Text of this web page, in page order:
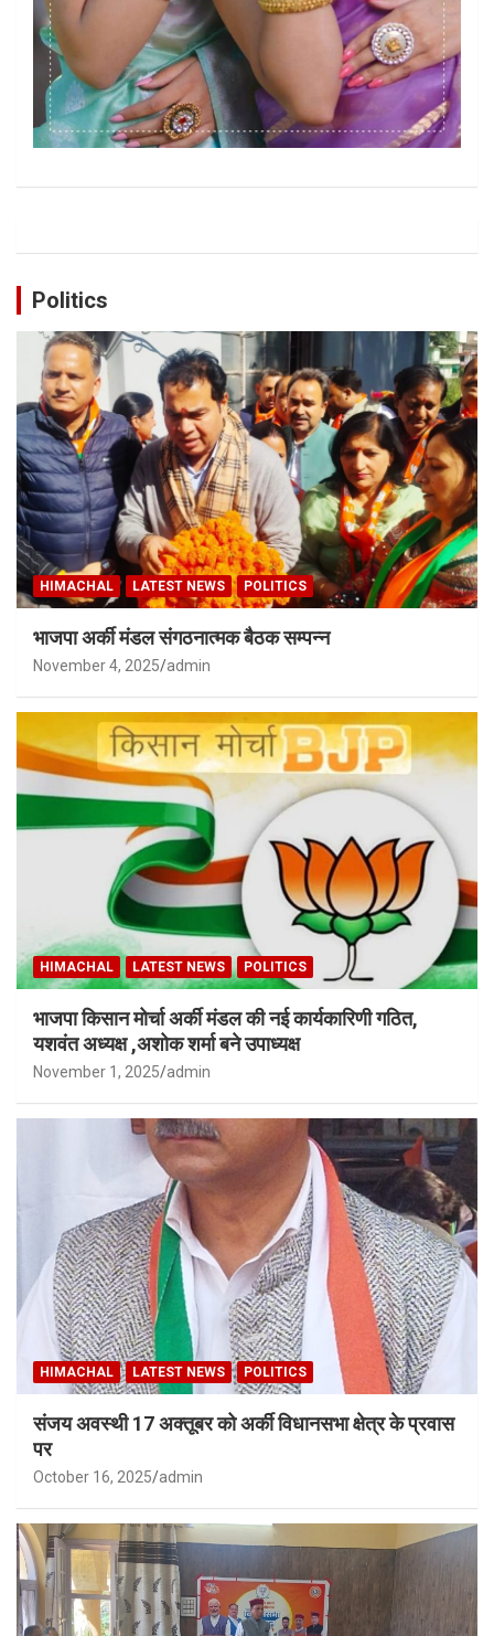
Politics
HIMACHAL LATEST NEWS POLITICS
भाजपा अर्की मंडल संगठनात्मक बैठक सम्पन्न
November 4, 2025 admin
HIMACHAL LATEST NEWS POLITICS
भाजपा किसान मोर्चा अर्की मंडल की नई कार्यकारिणी गठित,
यशवंत अध्यक्ष ,अशोक शर्मा बने उपाध्यक्ष
November 1, 2025 admin
HIMACHAL LATEST NEWS POLITICS
संजय अवस्थी 17 अक्तूबर को अर्की विधानसभा क्षेत्र के प्रवास
पर
October 16, 2025 admin